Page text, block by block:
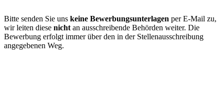
Bitte senden Sie uns keine Bewerbungsunterlagen per E-Mail zu,
wir leiten diese nicht an ausschreibende Behörden weiter. Die
Bewerbung erfolgt immer über den in der Stellenausschreibung
angegebenen Weg.